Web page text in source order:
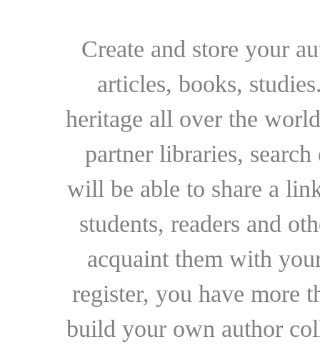
Create and store your
articles, books,
heritage all over the
partner libraries,
will be able to share a
students, readers and
acquaint them with
register, you have more
build your own author